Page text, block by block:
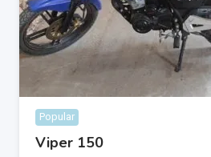
Popular
Viper 150